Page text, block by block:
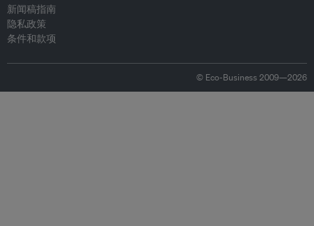
新闻稿指南
隐私政策
条件和款项
© Eco-Business 2009—2026